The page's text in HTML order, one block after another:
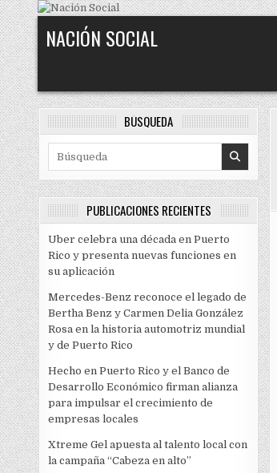
Skip to content
NACIÓN SOCIAL
BÚSQUEDA
Search for:
PUBLICACIONES RECIENTES
Uber celebra una década en Puerto
Rico y presenta nuevas funciones en
su aplicación
Mercedes-Benz reconoce el legado de
Bertha Benz y Carmen Delia González
Rosa en la historia automotriz mundial
y de Puerto Rico
Hecho en Puerto Rico y el Banco de
Desarrollo Económico firman alianza
para impulsar el crecimiento de
empresas locales
Xtreme Gel apuesta al talento local con
la campaña “Cabeza en alto”